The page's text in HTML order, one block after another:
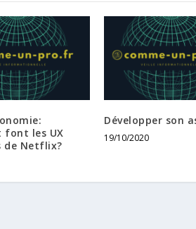
font les UX
de Netflix?
Développer son
19/10/2020